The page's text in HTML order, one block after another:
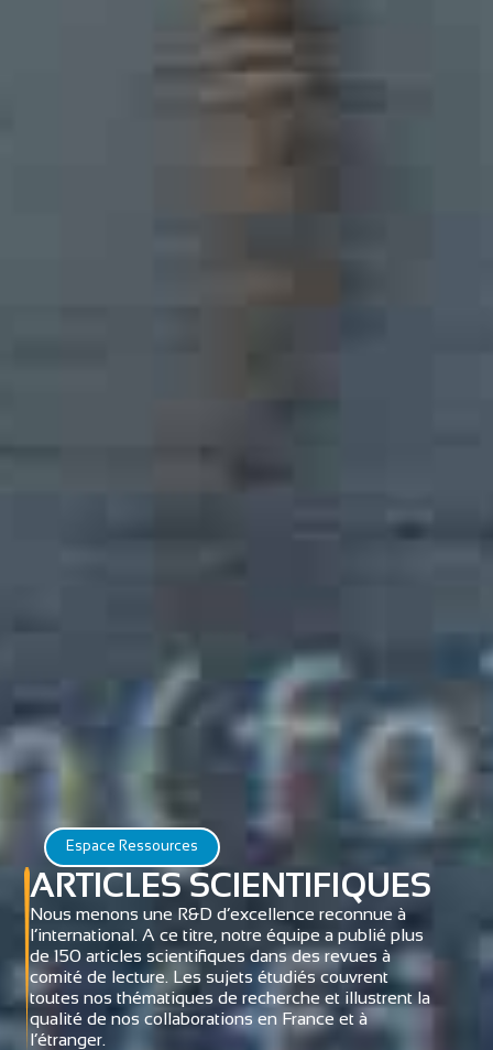
Espace Ressources
ARTICLES SCIENTIFIQUES
Nous menons une R&D d’excellence reconnue à
l’international. A ce titre, notre équipe a publié plus
de 150 articles scientifiques dans des revues à
comité de lecture. Les sujets étudiés couvrent
toutes nos thématiques de recherche et illustrent la
qualité de nos collaborations en France et à
l’étranger.